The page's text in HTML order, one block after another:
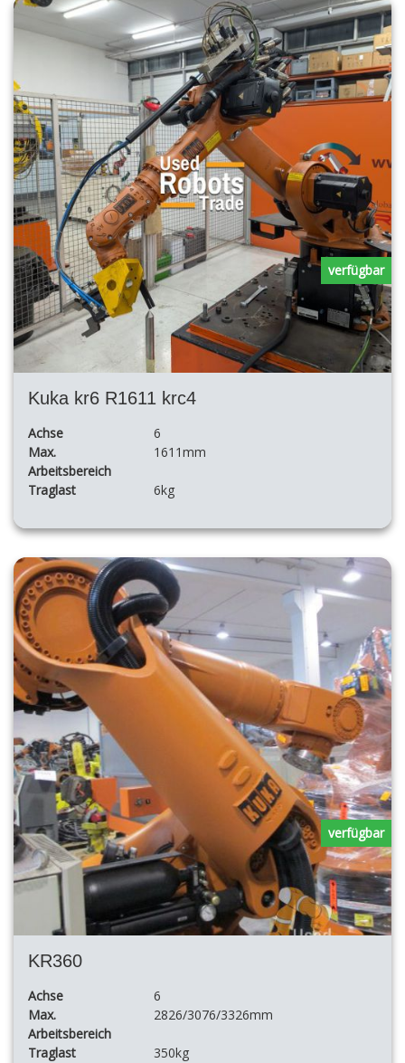
Kuka kr6 R1611 krc4
Achse
6
Max.
Arbeitsbereich
1611mm
Traglast 6kg
verfügbar
KR360
Achse
6
Max.
Arbeitsbereich
2826/3076/3326mm
Traglast 350kg
verfügbar